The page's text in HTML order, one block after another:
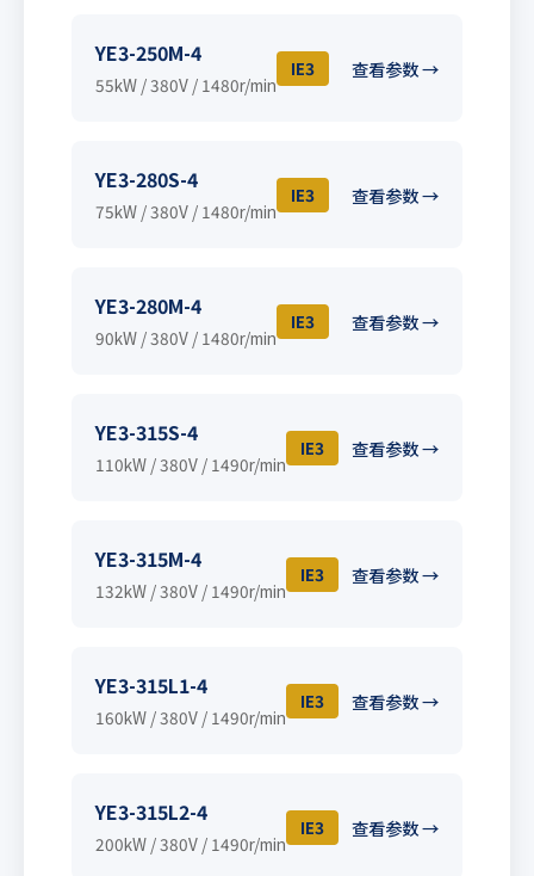
YE3-250M-4
55kW / 380V / 1480r/min
IE3 查看参数 →
YE3-280S-4
75kW / 380V / 1480r/min
IE3 查看参数 →
YE3-280M-4
90kW / 380V / 1480r/min
IE3 查看参数 →
YE3-315S-4
110kW / 380V / 1490r/min
IE3 查看参数 →
YE3-315M-4
132kW / 380V / 1490r/min
IE3 查看参数 →
YE3-315L1-4
160kW / 380V / 1490r/min
IE3 查看参数 →
YE3-315L2-4
200kW / 380V / 1490r/min
IE3 查看参数 →